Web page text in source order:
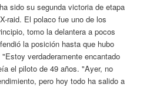
sido su segunda victoria de etapa
raid. El polaco fue uno de los
tomo la delantera a pocos
la posición hasta que hubo
verdaderamente encantado
el piloto de 49 años. "Ayer, no
pero hoy todo ha salido a